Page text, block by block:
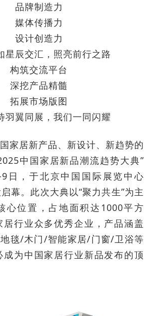
品牌制造力
媒体传播力
设计创造力
星辰交汇，照亮前行之路
构筑交流平台
深挖产品精髓
拓展市场版图
羽翼同展，我们一同闪耀
家居新产品、新设计、新趋势的
中国家居新品潮流趋势大典”
日，于北京中国国际展览中心
启幕。此次大典以“聚力共生”为主
心位置，占地面积达1000平方
行业众多优秀企业，产品涵盖
毯/木门/智能家居/门窗/卫浴等
成为中国家居行业新品发布的顶